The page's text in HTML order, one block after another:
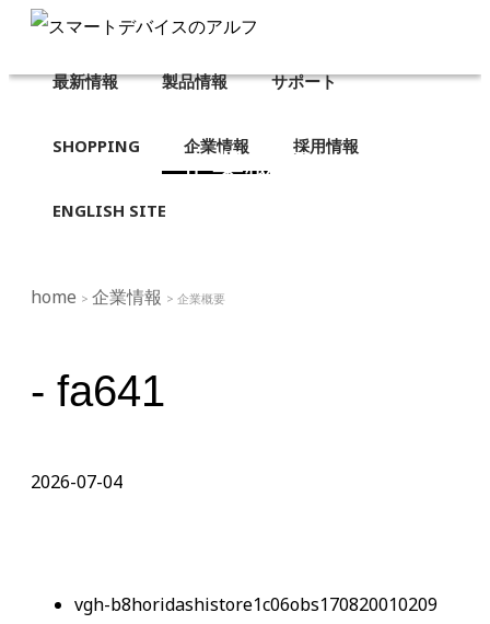
最新情報 製品情報 サポート
SHOPPING 企業情報 採用情報
ENGLISH SITE
企業概要
home > 企業情報 > 企業概要
- fa641
2026-07-04
vgh-b8horidashistore1c06obs170820010209